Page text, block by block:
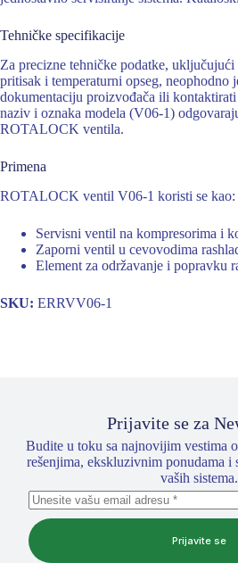
Tehničke specifikacije
Za precizne tehničke podatke,
pritisak i temperaturni opseg, neophodno
dokumentaciju proizvođača ili
naziv i oznaka modela (V06-1)
ROTALOCK ventila.
Primena
ROTALOCK ventil V06-1 koristi se kao:
Servisni ventil na kompresorima i
Zaporni ventil u cevovodima
Element za održavanje i popravku
SKU: ERRVV06-1
Prijavite se za
Budite u toku sa najnovijim vestima
rešenjima, ekskluzivnim ponudama i
vaših sistema.
Prijavite se